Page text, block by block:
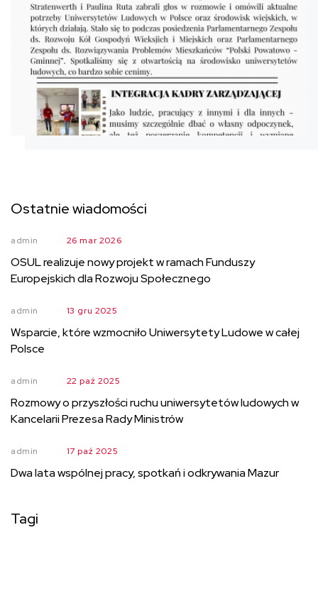
Ostatnie wiadomości
admin 26 mar 2026
OSUL realizuje nowy projekt w ramach Funduszy
Europejskich dla Rozwoju Społecznego
admin 13 gru 2025
Wsparcie, które wzmocniło Uniwersytety Ludowe w całej
Polsce
admin 22 paź 2025
Rozmowy o przyszłości ruchu uniwersytetów ludowych w
Kancelarii Prezesa Rady Ministrów
admin 17 paź 2025
Dwa lata wspólnej pracy, spotkań i odkrywania Mazur
Tagi